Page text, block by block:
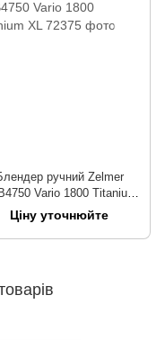
ручний Zelmer
Vario 1800 Titanium
Ціну уточнюйте